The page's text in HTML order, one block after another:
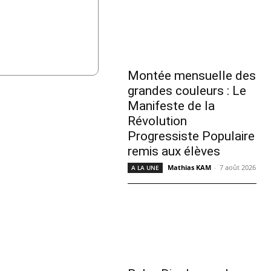
Montée mensuelle des
grandes couleurs : Le
Manifeste de la
Révolution
Progressiste Populaire
remis aux élèves
A LA UNE Mathias KAM - 7 août 2026